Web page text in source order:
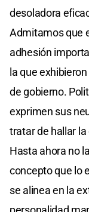
desoladora
Admitamos que
adhesión
la que
de gobierno.
exprimen sus
tratar de hallar
Hasta ahora no
concepto que lo
se alinea en la